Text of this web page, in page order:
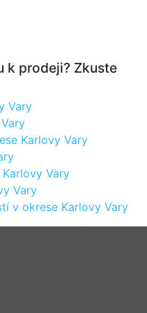
k prodeji? Zkuste
Vary
Karlovy Vary
Vary
Vary
v okrese Karlovy Vary